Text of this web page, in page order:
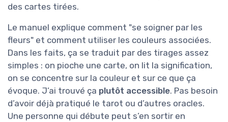
des cartes tirées.
Le manuel explique comment "se soigner par les
fleurs" et comment utiliser les couleurs associées.
Dans les faits, ça se traduit par des tirages assez
simples : on pioche une carte, on lit la signification,
on se concentre sur la couleur et sur ce que ça
évoque. J’ai trouvé ça plutôt accessible. Pas besoin
d’avoir déjà pratiqué le tarot ou d’autres oracles.
Une personne qui débute peut s’en sortir en